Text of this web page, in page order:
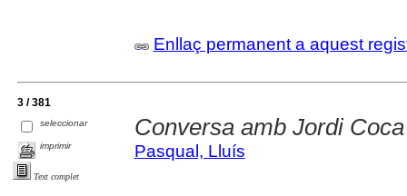
Enllaç permanent a aquest
3 / 381
seleccionar
imprimir
Text complet
Conversa amb Jordi Coca
Pasqual, Lluís